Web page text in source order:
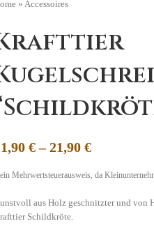
»Accessoires
€–21,90€
Mehrwertsteuerausweis, da
aus Holz geschnitzter und von
Schildkröte.